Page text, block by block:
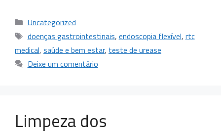
Uncategorized
doenças gastrointestinais, endoscopia flexível, rtc
medical, saúde e bem estar, teste de urease
Deixe um comentário
Limpeza dos